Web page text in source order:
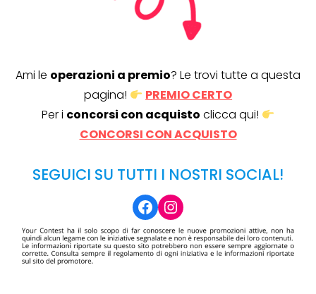
Ami le operazioni a premio? Le trovi tutte a questa
pagina!
PREMIO CERTO
Per i concorsi con acquisto clicca qui!
CONCORSI CON ACQUISTO
SEGUICI SU TUTTI I NOSTRI SOCIAL!
Facebook
Instagram